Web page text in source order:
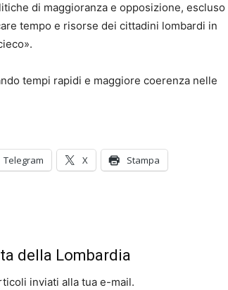
di maggioranza e opposizione, escluso
tempo e risorse dei cittadini lombardi in
tempi rapidi e maggiore coerenza nelle
Telegram X Stampa
della Lombardia
inviati alla tua e-mail.